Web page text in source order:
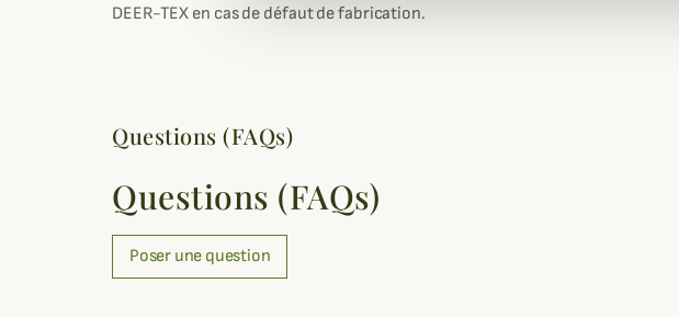
DEER-TEX en cas de défaut de fabrication.
Questions (FAQs)
Questions (FAQs)
Poser une question